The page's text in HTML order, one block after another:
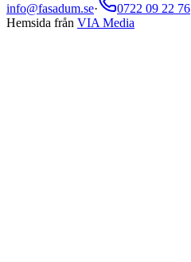
info@fasadum.se·
0722 09 22 76
Hemsida från VIA Media